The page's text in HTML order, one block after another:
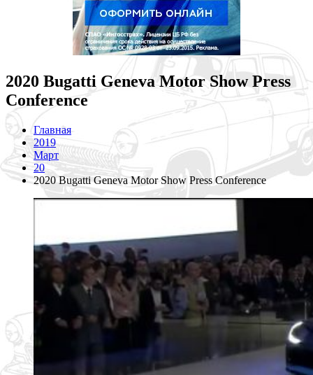
2020 Bugatti Geneva Motor Show Press
Conference
Главная
2019
Март
20
2020 Bugatti Geneva Motor Show Press Conference